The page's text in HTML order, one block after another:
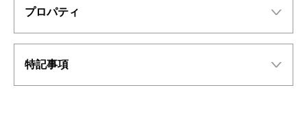
プロパティ
特記事項